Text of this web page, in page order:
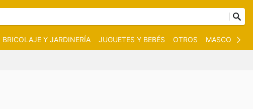
BRICOLAJE Y JARDINERÍA JUGUETES Y BEBÉS OTROS MASCOTAS